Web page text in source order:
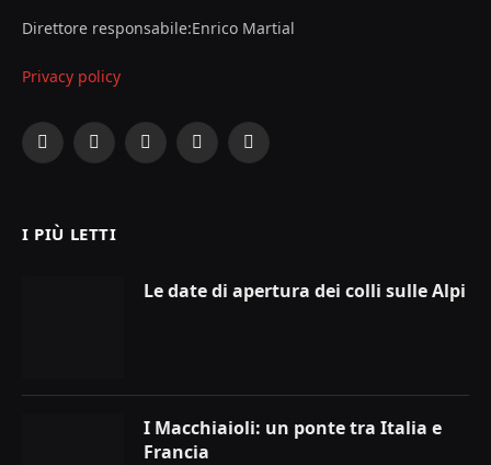
Direttore responsabile:Enrico Martial
Privacy policy
Facebook
X
InstagramYouTubeLinkedIn
I PIÙ LETTI
Le date di apertura dei colli sulle Alpi
I Macchiaioli: un ponte tra Italia e
Francia